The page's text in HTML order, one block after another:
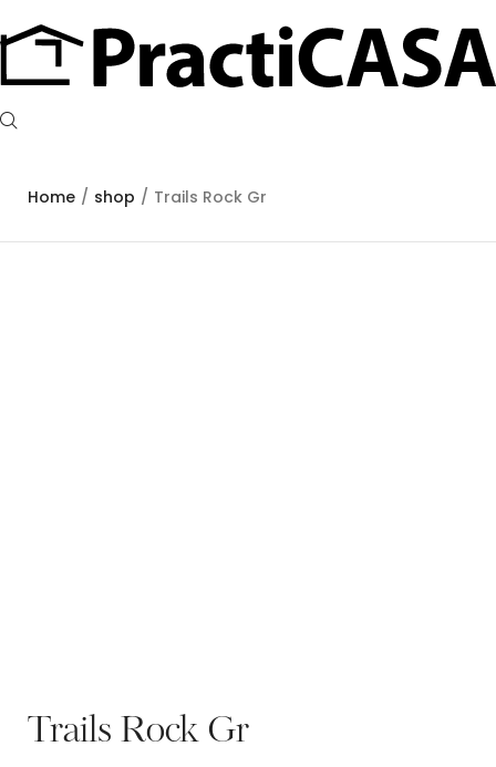
Home / shop / Trails Rock Gr
Trails Rock Gr